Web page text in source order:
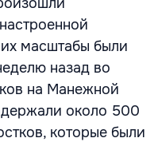
масштабы были
назад во
на Манежной
около 500
которые были